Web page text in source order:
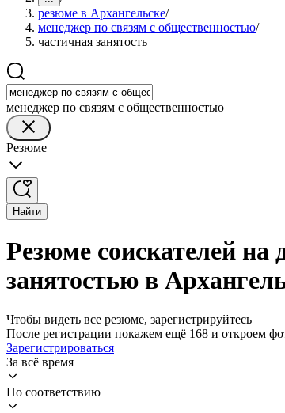
резюме в Архангельске/
менеджер по связям с общественностью/
частичная занятость
менеджер по связям с общественностью
Резюме
Найти
Резюме соискателей на
занятостью в
Чтобы видеть все резюме, зарегистрируйтесь
После регистрации покажем ещё 168 и откроем
Зарегистрироваться
За всё время
По соответствию